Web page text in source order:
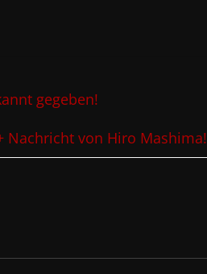
gegeben!
Nachricht von Hiro Mashima!